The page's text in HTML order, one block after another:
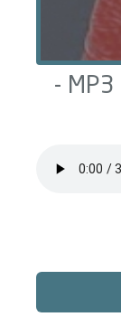
MP3 -